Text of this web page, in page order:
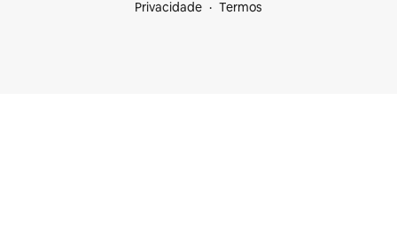
Privacidade
Termos